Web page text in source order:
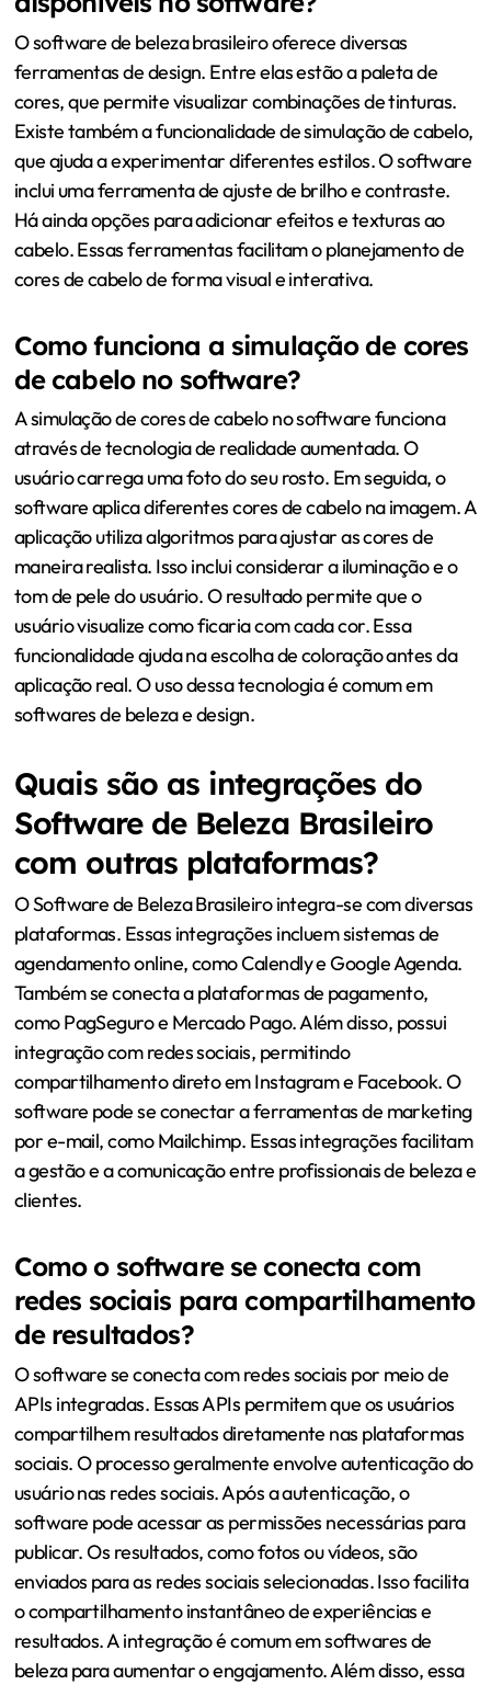
O software de beleza brasileiro oferece diversas
ferramentas de design. Entre elas estão a paleta de
cores, que permite visualizar combinações de tinturas.
Existe também a funcionalidade de simulação de cabelo,
que ajuda a experimentar diferentes estilos. O software
inclui uma ferramenta de ajuste de brilho e contraste.
Há ainda opções para adicionar efeitos e texturas ao
cabelo. Essas ferramentas facilitam o planejamento de
cores de cabelo de forma visual e interativa.
Como funciona a simulação de cores
de cabelo no software?
A simulação de cores de cabelo no software funciona
através de tecnologia de realidade aumentada. O
usuário carrega uma foto do seu rosto. Em seguida, o
software aplica diferentes cores de cabelo na imagem. A
aplicação utiliza algoritmos para ajustar as cores de
maneira realista. Isso inclui considerar a iluminação e o
tom de pele do usuário. O resultado permite que o
usuário visualize como ficaria com cada cor. Essa
funcionalidade ajuda na escolha de coloração antes da
aplicação real. O uso dessa tecnologia é comum em
softwares de beleza e design.
Quais são as integrações do
Software de Beleza Brasileiro
com outras plataformas?
O Software de Beleza Brasileiro integra-se com diversas
plataformas. Essas integrações incluem sistemas de
agendamento online, como Calendly e Google Agenda.
Também se conecta a plataformas de pagamento,
como PagSeguro e Mercado Pago. Além disso, possui
integração com redes sociais, permitindo
compartilhamento direto em Instagram e Facebook. O
software pode se conectar a ferramentas de marketing
por e-mail, como Mailchimp. Essas integrações facilitam
a gestão e a comunicação entre profissionais de beleza e
clientes.
Como o software se conecta com
redes sociais para compartilhamento
de resultados?
O software se conecta com redes sociais por meio de
APIs integradas. Essas APIs permitem que os usuários
compartilhem resultados diretamente nas plataformas
sociais. O processo geralmente envolve autenticação do
usuário nas redes sociais. Após a autenticação, o
software pode acessar as permissões necessárias para
publicar. Os resultados, como fotos ou vídeos, são
enviados para as redes sociais selecionadas. Isso facilita
o compartilhamento instantâneo de experiências e
resultados. A integração é comum em softwares de
beleza para aumentar o engajamento. Além disso, essa